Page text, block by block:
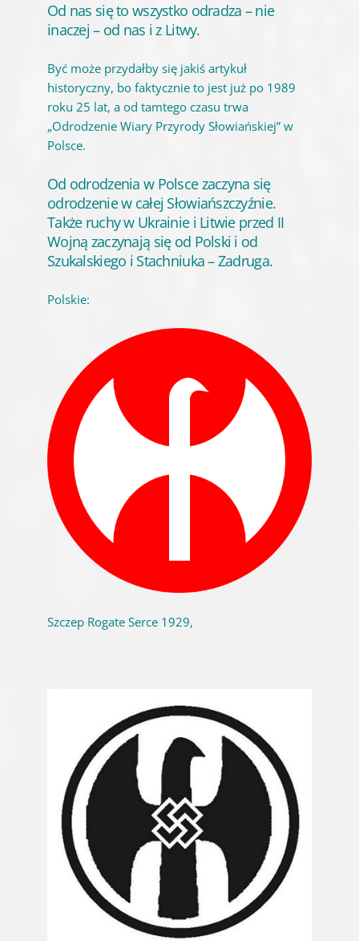
Od nas się to wszystko odradza – nie
inaczej – od nas i z Litwy.
Być może przydałby się jakiś artykuł
historyczny, bo faktycznie to jest już po 1989
roku 25 lat, a od tamtego czasu trwa
„Odrodzenie Wiary Przyrody Słowiańskiej” w
Polsce.
Od odrodzenia w Polsce zaczyna się
odrodzenie w całej Słowiańszczyźnie.
Także ruchy w Ukrainie i Litwie przed II
Wojną zaczynają się od Polski i od
Szukalskiego i Stachniuka – Zadruga.
Polskie:
Szczep Rogate Serce 1929,